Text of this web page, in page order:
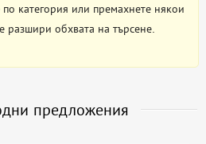
категория или премахнете някои
разшири обхвата на търсене.
предложения